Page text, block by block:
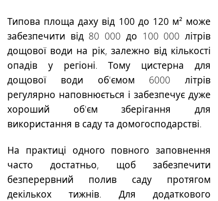
Типова площа даху від 100 до 120 м² може
забезпечити від 80 000 до 100 000 літрів
дощової води на рік, залежно від кількості
опадів у регіоні. Тому цистерна для
дощової води об'ємом 6000 літрів
регулярно наповнюється і забезпечує дуже
хороший об'єм зберігання для
використання в саду та домогосподарстві.
На практиці одного повного заповнення
часто достатньо, щоб забезпечити
безперервний полив саду протягом
декількох тижнів. Для додаткового